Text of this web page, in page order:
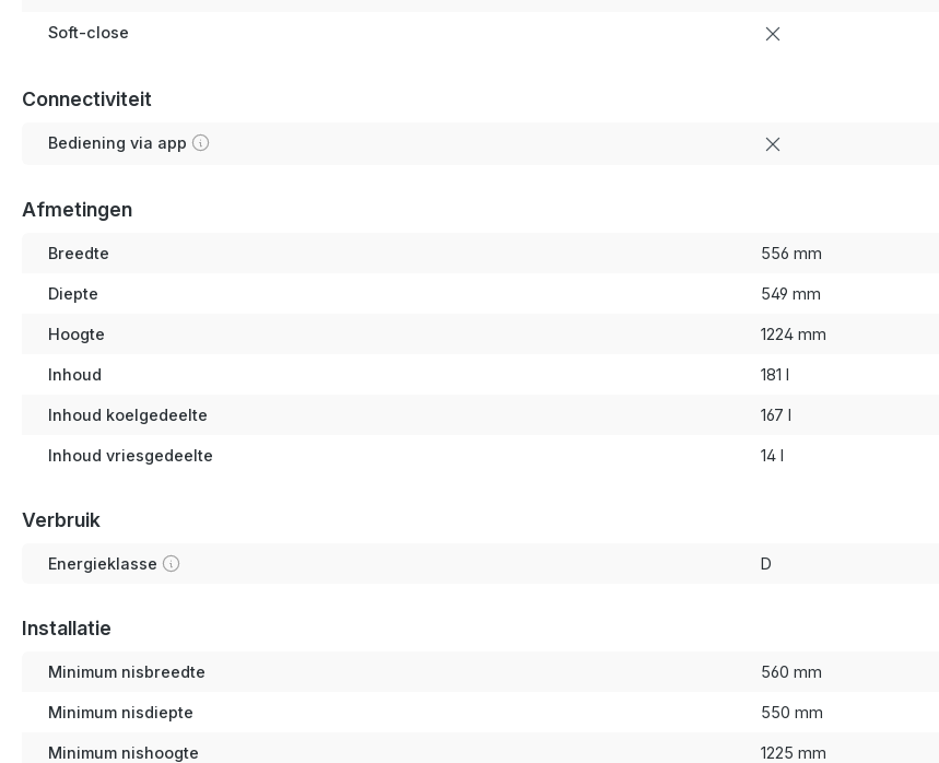
Soft-close
Connectiviteit
Bediening via app
Afmetingen
Breedte 556 mm
Diepte 549 mm
Hoogte 1224 mm
Inhoud 181 l
Inhoud koelgedeelte 167 l
Inhoud vriesgedeelte 14 l
Verbruik
Energieklasse D
Installatie
Minimum nisbreedte 560 mm
Minimum nisdiepte 550 mm
Minimum nishoogte 1225 mm